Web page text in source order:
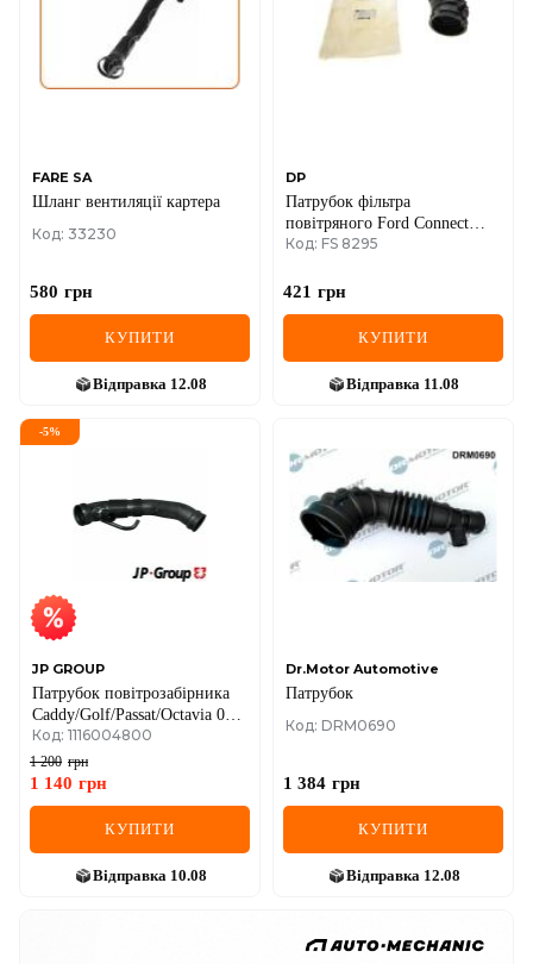
FARE SA
Шланг вентиляцiї картера
Код: 33230
580 грн
КУПИТИ
Відправка 12.08
DP
Патрубок фільтра
повітряного Ford Connect
1.8TDCi 02-
Код: FS 8295
421 грн
КУПИТИ
Відправка 11.08
-5%
JP GROUP
Патрубок повітрозабірника
Caddy/Golf/Passat/Octavia 05-
1.6i
Код: 1116004800
1 200 грн
1 140 грн
КУПИТИ
Відправка 10.08
Dr.Motor Automotive
Патрубок
Код: DRM0690
1 384 грн
КУПИТИ
Відправка 12.08